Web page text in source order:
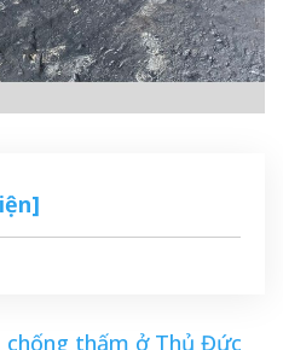
chống thấm ở Thủ Đức